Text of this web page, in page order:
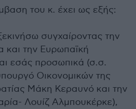
του κ. έχει ως εξής:
συγχαίροντας την
και την Ευρωπαϊκή
εσάς προσωπικά (σ.σ.
Οικονομικών της
Μάκη Κεραυνό και την
Λουίζ Αλμπουκέρκε),